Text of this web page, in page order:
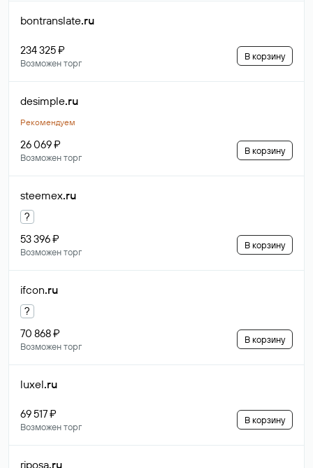
bontranslate.ru
234 325 ₽
Возможен торг
В корзину
desimple.ru
Рекомендуем
26 069 ₽
Возможен торг
В корзину
steemex.ru
?
53 396 ₽
Возможен торг
В корзину
ifcon.ru
?
70 868 ₽
Возможен торг
В корзину
luxel.ru
69 517 ₽
Возможен торг
В корзину
riposa.ru